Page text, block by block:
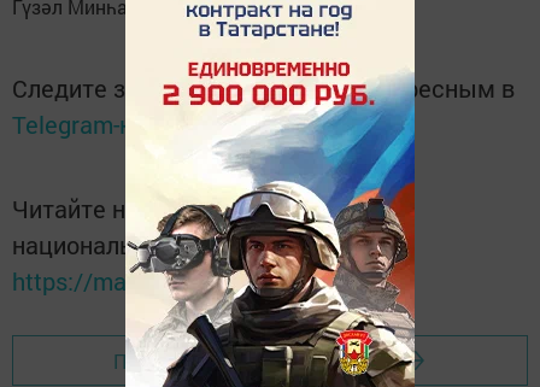
Гүзәл Минһаҗева.
Следите за самым важным и интересным в
Telegram-канале
Татмедиа
Читайте новости Татарстана в
национальном мессенджере MАХ:
https://max.ru/tatmedia
Перейти на страницу новости